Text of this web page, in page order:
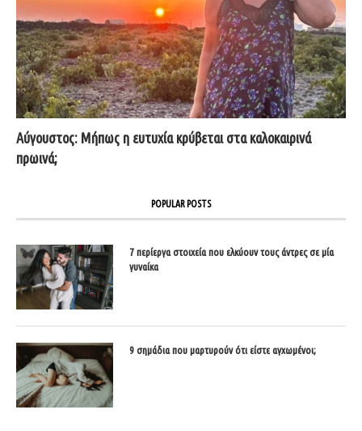
Αύγουστος: Μήπως η ευτυχία κρύβεται στα καλοκαιρινά
πρωινά;
POPULAR POSTS
7 περίεργα στοιχεία που ελκύουν τους άντρες σε μία
γυναίκα
9 σημάδια που μαρτυρούν ότι είστε αγχωμένοι;